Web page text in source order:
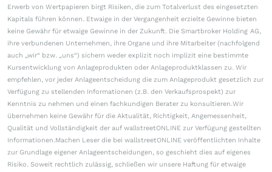
Erwerb von Wertpapieren birgt Risiken, die zum Totalverlust des eingesetzten
Kapitals führen können. Etwaige in der Vergangenheit erzielte Gewinne bieten
keine Gewähr für etwaige Gewinne in der Zukunft. Die Smartbroker Holding AG,
ihre verbundenen Unternehmen, ihre Organe und ihre Mitarbeiter (nachfolgend
auch „wir“ bzw. „uns“) sichern weder explizit noch implizit eine bestimmte
Kursentwicklung von Anlageprodukten oder Anlageproduktklassen zu. Wir
empfehlen, vor jeder Anlageentscheidung die zum Anlageprodukt gesetzlich zur
Verfügung zu stellenden Informationen (z.B. den Verkaufsprospekt) zur
Kenntnis zu nehmen und einen fachkundigen Berater zu konsultieren.Wir
übernehmen keine Gewähr für die Aktualität, Richtigkeit, Angemessenheit,
Qualität und Vollständigkeit der auf wallstreetONLINE zur Verfügung gestellten
Informationen.Machen Leser die bei wallstreetONLINE veröffentlichten Inhalte
zur Grundlage eigener Anlageentscheidungen, so geschieht dies auf eigenes
Risiko. Soweit rechtlich zulässig, schließen wir unsere Haftung für etwaige